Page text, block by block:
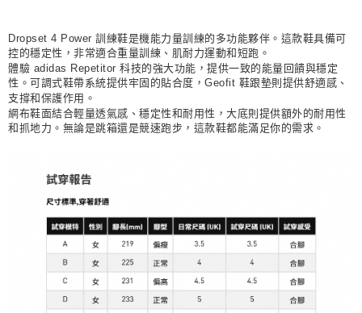
Dropset 4 Power 訓練鞋是機能力量訓練的多功能夥伴。這款鞋具備可
控的穩定性，非常適合重量訓練、肌耐力運動和短跑。
體驗 adidas Repetitor 科技的強大功能，提供一致的能量回饋與穩定
性。可調式鞋帶系統提供牢固的貼合度，Geofit 鞋跟墊則提供舒適感、
支撐和保護作用。
網布鞋面結合輕量透氣感、穩定性和耐用性，大底則提供額外的耐用性
和抓地力。無論是跳箱還是競速跑步，這款鞋都能滿足你的需求。